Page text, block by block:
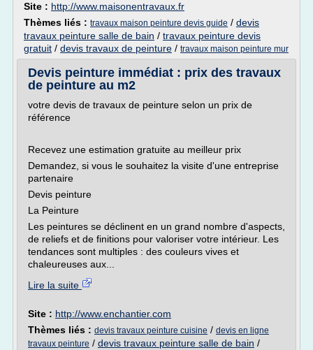
Site : http://www.maisonentravaux.fr
Thèmes liés : travaux maison peinture devis guide / devis
travaux peinture salle de bain / travaux peinture devis
gratuit / devis travaux de peinture / travaux maison peinture mur
Devis peinture immédiat : prix des travaux
de peinture au m2
votre devis de travaux de peinture selon un prix de
référence
Recevez une estimation gratuite au meilleur prix
Demandez, si vous le souhaitez la visite d'une entreprise
partenaire
Devis peinture
La Peinture
Les peintures se déclinent en un grand nombre d'aspects,
de reliefs et de finitions pour valoriser votre intérieur. Les
tendances sont multiples : des couleurs vives et
chaleureuses aux...
Lire la suite
Site : http://www.enchantier.com
Thèmes liés : devis travaux peinture cuisine / devis en ligne
travaux peinture / devis travaux peinture salle de bain /